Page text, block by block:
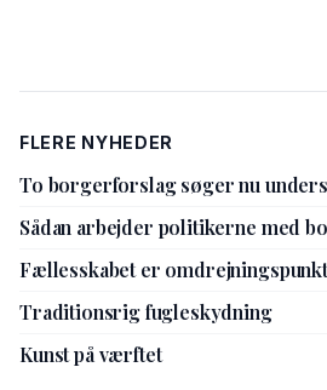
FLERE NYHEDER
To borgerforslag søger nu
Sådan arbejder politikerne med
Fællesskabet er
Traditionsrig fugleskydning
Kunst på værftet